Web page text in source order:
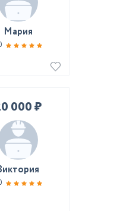
Мария
000 ₽